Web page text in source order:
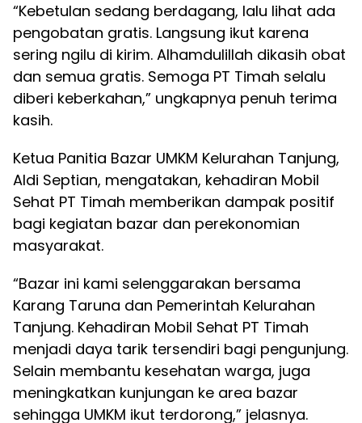
“Kebetulan sedang berdagang, lalu lihat ada
pengobatan gratis. Langsung ikut karena
sering ngilu di kirim. Alhamdulillah dikasih obat
dan semua gratis. Semoga PT Timah selalu
diberi keberkahan,” ungkapnya penuh terima
kasih.
Ketua Panitia Bazar UMKM Kelurahan Tanjung,
Aldi Septian, mengatakan, kehadiran Mobil
Sehat PT Timah memberikan dampak positif
bagi kegiatan bazar dan perekonomian
masyarakat.
“Bazar ini kami selenggarakan bersama
Karang Taruna dan Pemerintah Kelurahan
Tanjung. Kehadiran Mobil Sehat PT Timah
menjadi daya tarik tersendiri bagi pengunjung.
Selain membantu kesehatan warga, juga
meningkatkan kunjungan ke area bazar
sehingga UMKM ikut terdorong,” jelasnya.